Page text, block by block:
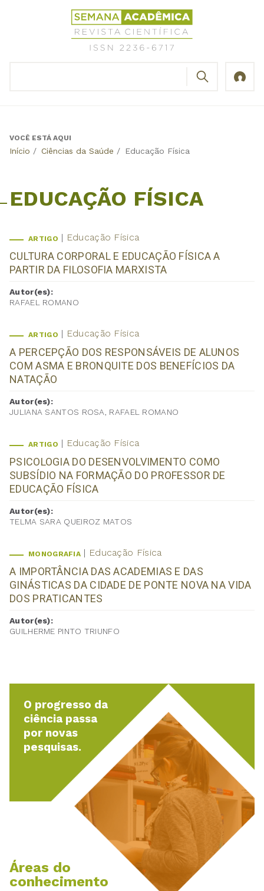
Revista
Científica
Semana
Back
VOCÊ ESTÁ AQUI
Início / Ciências da Saúde / Educação Física
EDUCAÇÃO FÍSICA
ARTIGO Educação Física
CULTURA CORPORAL E EDUCAÇÃO FÍSICA A
PARTIR DA FILOSOFIA MARXISTA
Autor(es):
RAFAEL ROMANO
ARTIGO Educação Física
A PERCEPÇÃO DOS RESPONSÁVEIS DE ALUNOS
COM ASMA E BRONQUITE DOS BENEFÍCIOS DA
NATAÇÃO
Autor(es):
JULIANA SANTOS ROSA, RAFAEL ROMANO
ARTIGO Educação Física
PSICOLOGIA DO DESENVOLVIMENTO COMO
SUBSÍDIO NA FORMAÇÃO DO PROFESSOR DE
EDUCAÇÃO FÍSICA
Autor(es):
TELMA SARA QUEIROZ MATOS
MONOGRAFIA Educação Física
A IMPORTÂNCIA DAS ACADEMIAS E DAS
GINÁSTICAS DA CIDADE DE PONTE NOVA NA VIDA
DOS PRATICANTES
Autor(es):
GUILHERME PINTO TRIUNFO
O progresso da
ciência passa
por novas
pesquisas.
Áreas do
conhecimento